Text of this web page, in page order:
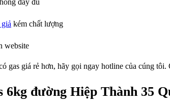
đầy đủ
giả kém chất lượng
website
gas giá rẻ hơn, hãy gọi ngay hotline của cúng
đường Hiệp Thành 35